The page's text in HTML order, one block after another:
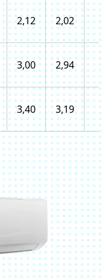
2,12 2,02
3,00 2,94
3,40 3,19